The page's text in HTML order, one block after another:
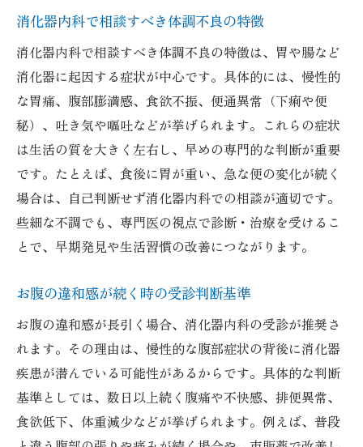
評判や口コミを活用した消化器内科選び
専門性と設備面から見るクリニック選択
家族のニーズに合わせた消化器内科探し
受診しやすい消化器内科の特徴を徹底解説
内科と消化器内科の違いをやさしく解説
内科と消化器内科の診療範囲の違いとは
消化器内科が専門とする症状や疾患につい
て
一般内科と消化器内科の役割を比較解説
消化器内科と胃腸科の違いも押さえよう
消化器内科を選ぶ理由とメリットを紹介
滋賀県の消化器内科を比較するポイント
滋賀県の消化器内科比較で注目すべき項目
消化器内科ランキングの活用方法と注意点
女医在籍や専門医の有無でクリニック比較
消化器内科で相談すべき体調不良の特徴
消化器内科で相談すべき体調不良の特徴は、胃や腸など
消化器に起因する症状が中心です。具体的には、慢性的
な胃痛、腹部膨満感、食欲不振、便通異常（下痢や便
秘）、吐き気や嘔吐などが挙げられます。これらの症状
は生活の質を大きく左右し、早めの専門的な判断が重要
です。たとえば、食後に胃が重い、急な便の変化が続く
場合は、自己判断せず消化器内科での相談が適切です。
些細な不調でも、専門医の視点で診断・治療を受けるこ
とで、早期発見や生活習慣の改善につながります。
お腹の違和感が続く時の受診判断基準
お腹の違和感が長引く場合、消化器内科の受診が推奨さ
れます。その理由は、慢性的な腹部症状の背後に消化器
疾患が潜んでいる可能性があるからです。具体的な判断
基準としては、数日以上続く腹痛や不快感、排便異常、
食欲低下、体重減少などが挙げられます。例えば、普段